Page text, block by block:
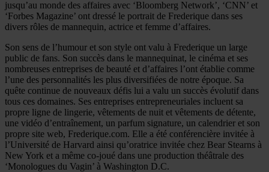
jusqu’au monde des affaires avec ‘Bloomberg Network’, ‘CNN’ et
‘Forbes Magazine’ ont dressé le portrait de Frederique dans ses
divers rôles de mannequin, actrice et femme d’affaires.
Son sens de l’humour et son style ont valu à Frederique un large
public de fans. Son succès dans le mannequinat, le cinéma et ses
nombreuses entreprises de beauté et d’affaires l’ont établie comme
l’une des personnalités les plus diversifiées de notre époque. Sa
quête continue de nouveaux défis lui a valu un succès évolutif dans
tous ces domaines. Ses entreprises entrepreneuriales incluent sa
propre ligne de lingerie, vêtements de nuit et vêtements de détente,
une vidéo d’entraînement, un parfum signature, un calendrier et son
propre site web, Frederique.com. Elle a été conférencière invitée à
l’Université de Harvard ainsi qu’oratrice invitée chez Bear Stearns à
New York et a même co-joué dans une production théâtrale des
‘Monologues du Vagin’ à Washington D.C.